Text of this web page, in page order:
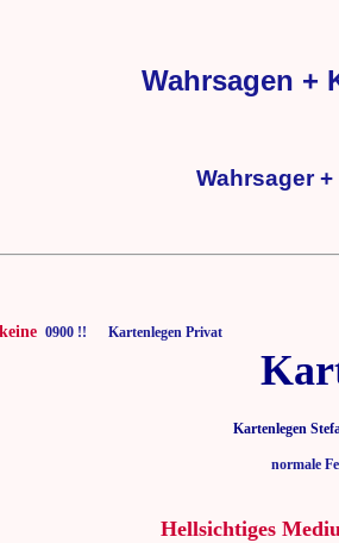
Wahrsagen +
Wahrsager
keine 0900 !! Kartenlegen Privat
Kartenlegen
normale
Hellsichtiges